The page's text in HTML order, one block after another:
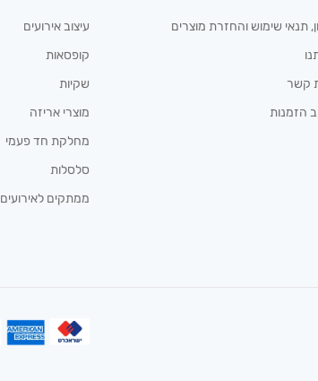
תנאי שימוש והחזרת מוצרים
קשר
הזמנות
עיצוב אירועים
קופסאות
שקיות
מוצרי אריזה
מחלקת חד פעמי
סלסלות
ממתקים לאירועים